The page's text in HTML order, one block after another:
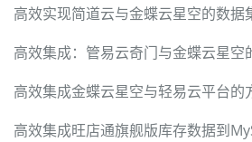
高效实现简道云与金蝶云星空的数据
高效集成：管易云奇门与金蝶云星空
高效集成金蝶云星空与轻易云平台的
高效集成旺店通旗舰版库存数据到